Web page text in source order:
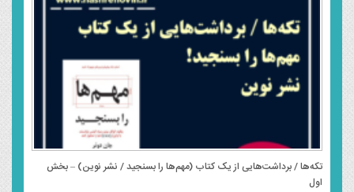
تکه‌ها / برداشت‌هایی از یک کتاب (مهم‌ها را بسنجید / نشر نوین) – بخش
اول